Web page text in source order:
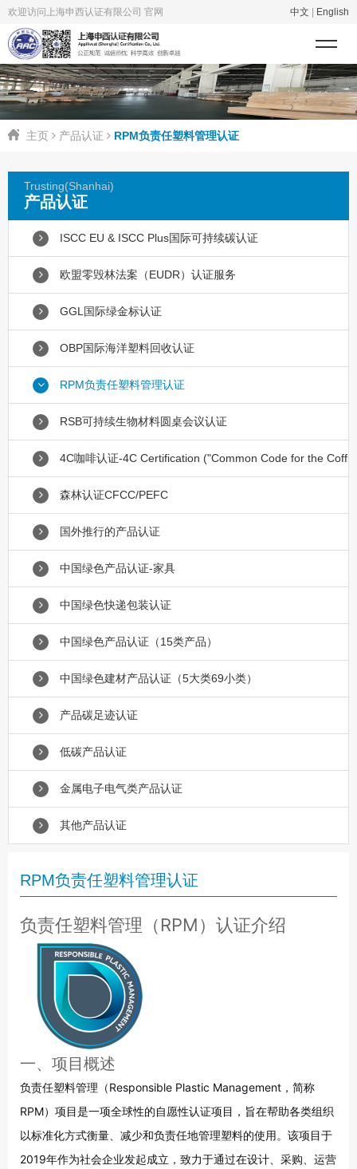
欢迎访问上海申西认证有限公司 官网 中文 English
主页 产品认证 RPM负责任塑料管理认证
Trusting(Shanhai)
产品认证
ISCC EU & ISCC Plus国际可持续碳认证
欧盟零毁林法案（EUDR）认证服务
GGL国际绿金标认证
OBP国际海洋塑料回收认证
RPM负责任塑料管理认证
RSB可持续生物材料圆桌会议认证
4C咖啡认证-4C Certification ("Common Code for the Coff
森林认证CFCC/PEFC
国外推行的产品认证
中国绿色产品认证-家具
中国绿色快递包装认证
中国绿色产品认证（15类产品）
中国绿色建材产品认证（5大类69小类）
产品碳足迹认证
低碳产品认证
金属电子电气类产品认证
其他产品认证
RPM负责任塑料管理认证
负责任塑料管理（RPM）认证介绍
一、项目概述
负责任塑料管理（Responsible Plastic Management，简称
RPM）项目是一项全球性的自愿性认证项目，旨在帮助各类组织
以标准化方式衡量、减少和负责任地管理塑料的使用。该项目于
2019年作为社会企业发起成立，致力于通过在设计、采购、运营